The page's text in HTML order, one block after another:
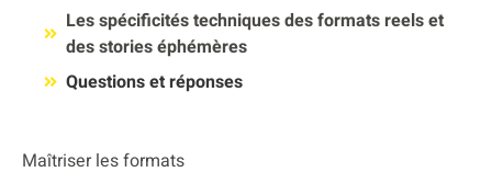
Les spécificités techniques des formats reels et
des stories éphémères
Questions et réponses
Maîtriser les formats